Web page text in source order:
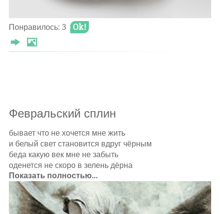
Оставлять комментарии могут только
Понравилось: 3 Ok!
Февральский сплин
бывает что не хочется мне жить
и белый свет становится вдруг чёрным
беда какую век мне не забыть
оденется не скоро в зелень дёрна
и гложет мысль что впереди лишь мрак
и счастья никогда я не узнаю
и врёт в бесцветном небе зодиак
ведь молодость Господь не возвращает
Показать полностью...